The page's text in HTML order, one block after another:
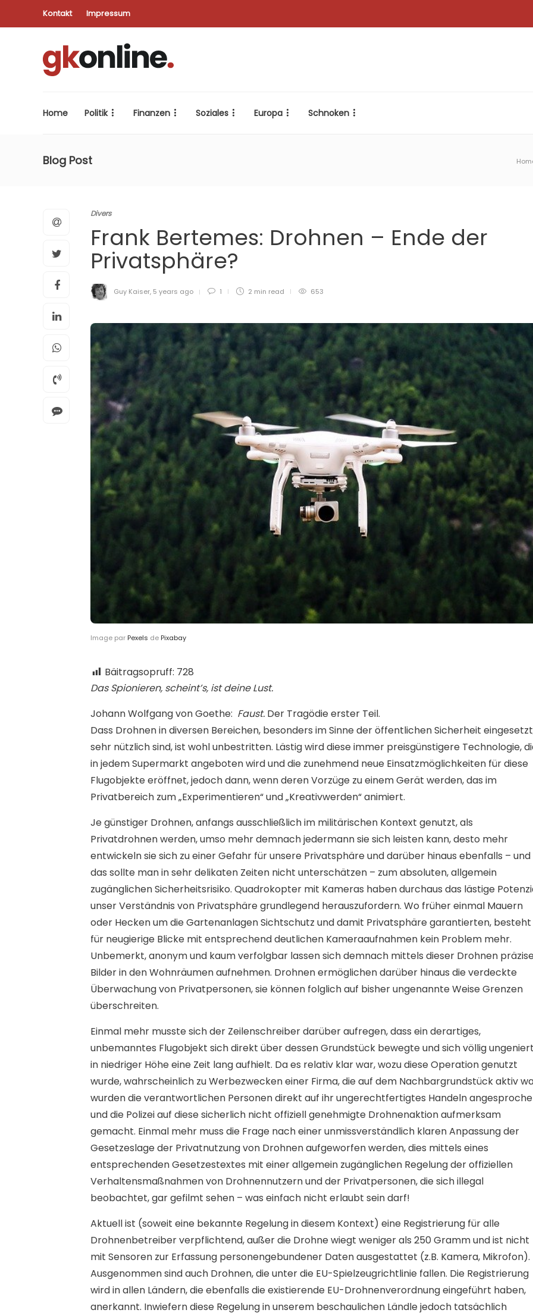
Kontakt Impressum
Home Politik Finanzen Soziales Europa Schnoken
Blog Post
Divers
Frank Bertemes: Drohnen – Ende der
Privatsphäre?
Guy Kaiser, 5 years ago 1 2 min read 653
Image par Pexels de Pixabay
Bäitragsopruff: 728
Das Spionieren, scheint’s, ist deine Lust.
Johann Wolfgang von Goethe: Faust. Der Tragödie erster Teil.
Dass Drohnen in diversen Bereichen, besonders im Sinne der öffentlichen Sicherheit
sehr nützlich sind, ist wohl unbestritten. Lästig wird diese immer preisgünstigere Technologie,
in jedem Supermarkt angeboten wird und die zunehmend neue Einsatzmöglichkeiten für diese
Flugobjekte eröffnet, jedoch dann, wenn deren Vorzüge zu einem Gerät werden, das im
Privatbereich zum „Experimentieren“ und „Kreativwerden“ animiert.
Je günstiger Drohnen, anfangs ausschließlich im militärischen Kontext genutzt, als
Privatdrohnen werden, umso mehr demnach jedermann sie sich leisten kann, desto mehr
entwickeln sie sich zu einer Gefahr für unsere Privatsphäre und darüber hinaus ebenfalls – und
das sollte man in sehr delikaten Zeiten nicht unterschätzen – zum absoluten, allgemein
zugänglichen Sicherheitsrisiko. Quadrokopter mit Kameras haben durchaus das lästige
unser Verständnis von Privatsphäre grundlegend herauszufordern. Wo früher einmal Mauern
oder Hecken um die Gartenanlagen Sichtschutz und damit Privatsphäre garantierten, besteht
für neugierige Blicke mit entsprechend deutlichen Kameraaufnahmen kein Problem mehr.
Unbemerkt, anonym und kaum verfolgbar lassen sich demnach mittels dieser Drohnen
Bilder in den Wohnräumen aufnehmen. Drohnen ermöglichen darüber hinaus die verdeckte
Überwachung von Privatpersonen, sie können folglich auf bisher ungenannte Weise Grenzen
überschreiten.
Einmal mehr musste sich der Zeilenschreiber darüber aufregen, dass ein derartiges,
unbemanntes Flugobjekt sich direkt über dessen Grundstück bewegte und sich völlig ungeniert
in niedriger Höhe eine Zeit lang aufhielt. Da es relativ klar war, wozu diese Operation genutzt
wurde, wahrscheinlich zu Werbezwecken einer Firma, die auf dem Nachbargrundstück aktiv
wurden die verantwortlichen Personen direkt auf ihr ungerechtfertigtes Handeln
und die Polizei auf diese sicherlich nicht offiziell genehmigte Drohnenaktion aufmerksam
gemacht. Einmal mehr muss die Frage nach einer unmissverständlich klaren Anpassung der
Gesetzeslage der Privatnutzung von Drohnen aufgeworfen werden, dies mittels eines
entsprechenden Gesetzestextes mit einer allgemein zugänglichen Regelung der offiziellen
Verhaltensmaßnahmen von Drohnennutzern und der Privatpersonen, die sich illegal
beobachtet, gar gefilmt sehen – was einfach nicht erlaubt sein darf!
Aktuell ist (soweit eine bekannte Regelung in diesem Kontext) eine Registrierung für alle
Drohnenbetreiber verpflichtend, außer die Drohne wiegt weniger als 250 Gramm und ist nicht
mit Sensoren zur Erfassung personengebundener Daten ausgestattet (z.B. Kamera, Mikrofon).
Ausgenommen sind auch Drohnen, die unter die EU-Spielzeugrichtlinie fallen. Die Registrierung
wird in allen Ländern, die ebenfalls die existierende EU-Drohnenverordnung eingeführt haben,
anerkannt. Inwiefern diese Regelung in unserem beschaulichen Ländle jedoch tatsächlich